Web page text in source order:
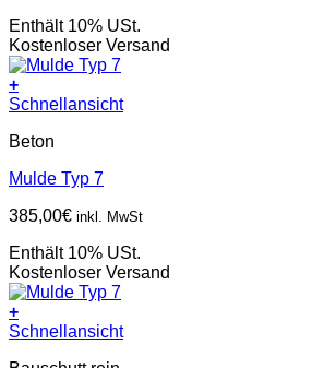
Enthält 10% USt.
Kostenloser Versand
+
Schnellansicht
Beton
Mulde Typ 7
385,00€ inkl. MwSt
Enthält 10% USt.
Kostenloser Versand
+
Schnellansicht